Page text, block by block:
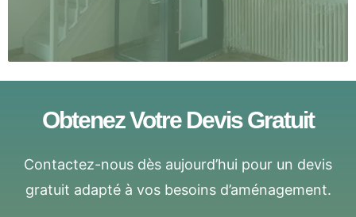
Ascenseur intérieur
Offrez plus d’autonomie à ceux qui en ont besoin.
L’ascenseur PMR s’adapte à votre intérieur pour un
quotidien plus fluide, confortable et sans effort.
Obtenez Votre Devis Gratuit
Contactez-nous dès aujourd’hui pour un devis
gratuit adapté à vos besoins d’aménagement.